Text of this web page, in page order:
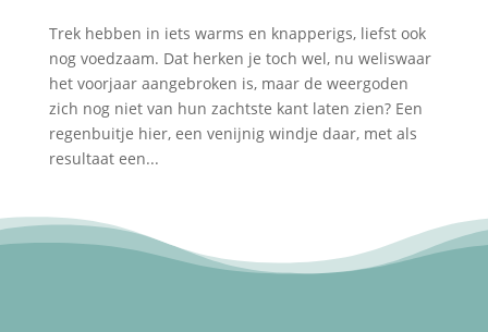
Trek hebben in iets warms en knapperigs, liefst ook
nog voedzaam. Dat herken je toch wel, nu weliswaar
het voorjaar aangebroken is, maar de weergoden
zich nog niet van hun zachtste kant laten zien? Een
regenbuitje hier, een venijnig windje daar, met als
resultaat een...